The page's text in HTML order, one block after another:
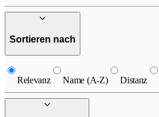
Sortieren nach
Relevanz Name (A-Z) Distanz